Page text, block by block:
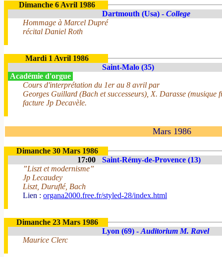
Dimanche 6 Avril 1986
Dartmouth (Usa) - College
Hommage à Marcel Dupré
récital Daniel Roth
Mardi 1 Avril 1986
Saint-Malo (35)
Académie d'orgue
Cours d'interprétation du 1er au 8 avril par
Georges Guillard (Bach et successeurs), X. Darasse (musique
facture Jp Decavèle.
Mars 1986
Dimanche 30 Mars 1986
17:00
Saint-Rémy-de-Provence (13)
”Liszt et modernisme”
Jp Lecaudey
Liszt, Duruflé, Bach
Lien : organa2000.free.fr/styled-28/index.html
Dimanche 23 Mars 1986
Lyon (69) - Auditorium M. Ravel
Maurice Clerc